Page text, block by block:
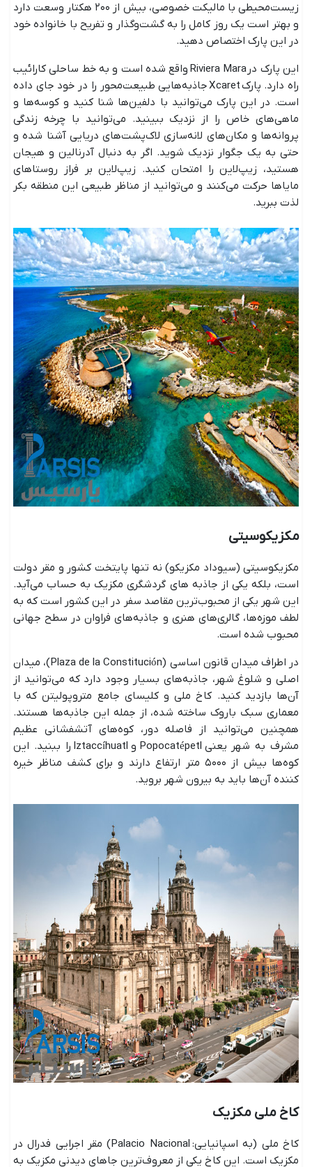
زیست‌محیطی با مالیکت خصوصی، بیش از ۲۰۰ هکتار وسعت دارد
و بهتر است یک روز کامل را به گشت‌وگذار و تفریح با خانواده خود
در این پارک اختصاص دهید.
این پارک در Riviera Mara واقع شده است و به خط ساحلی کارائیب
راه دارد. پارک Xcaret جاذبه‌هایی طبیعت‌محور را در خود جای داده
است. در این پارک می‌توانید با دلفین‌ها شنا کنید و کوسه‌ها و
ماهی‌های خاص را از نزدیک ببینید. می‌توانید با چرخه زندگی
پروانه‌ها و مکان‌های لانه‌سازی لاک‌پشت‌های دریایی آشنا شده و
حتی به یک جگوار نزدیک شوید. اگر به دنبال آدرنالین و هیجان
هستید، زیپ‌لاین را امتحان کنید. زیپ‌لاین بر فراز روستاهای
مایاها حرکت می‌کنند و می‌توانید از مناظر طبیعی این منطقه بکر
لذت ببرید.
مکزیکوسیتی
مکزیکوسیتی (سیوداد مکزیکو) نه تنها پایتخت کشور و مقر دولت
است، بلکه یکی از جاذبه های گردشگری مکزیک به حساب می‌آید.
این شهر یکی از محبوب‌ترین مقاصد سفر در این کشور است که به
لطف موزه‌ها، گالری‌های هنری و جاذبه‌های فراوان در سطح جهانی
محبوب شده است.
در اطراف میدان قانون اساسی (Plaza de la Constitución)، میدان
اصلی و شلوغ شهر، جاذبه‌های بسیار وجود دارد که می‌توانید از
آن‌ها بازدید کنید. کاخ ملی و کلیسای جامع متروپولیتن که با
معماری سبک باروک ساخته شده، از جمله این جاذبه‌ها هستند.
همچنین می‌توانید از فاصله دور، کوه‌های آتشفشانی عظیم
مشرف به شهر یعنی Popocatépetl و Iztaccíhuatl را ببنید. این
کوه‌ها بیش از ۵۰۰۰ متر ارتفاع دارند و برای کشف مناظر خیره
کننده آن‌ها باید به بیرون شهر بروید.
کاخ ملی مکزیک
کاخ ملی (به اسپانیایی: Palacio Nacional) مقر اجرایی فدرال در
مکزیک است. این کاخ یکی از معروف‌ترین جاهای دیدنی مکزیک به